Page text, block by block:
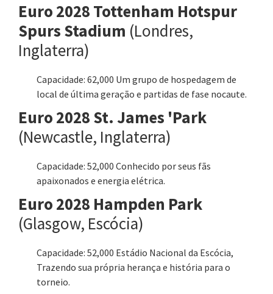
Euro 2028 Tottenham Hotspur
Spurs Stadium (Londres,
Inglaterra)
Capacidade: 62,000 Um grupo de hospedagem de
local de última geração e partidas de fase nocaute.
Euro 2028 St. James 'Park
(Newcastle, Inglaterra)
Capacidade: 52,000 Conhecido por seus fãs
apaixonados e energia elétrica.
Euro 2028 Hampden Park
(Glasgow, Escócia)
Capacidade: 52,000 Estádio Nacional da Escócia,
Trazendo sua própria herança e história para o
torneio.